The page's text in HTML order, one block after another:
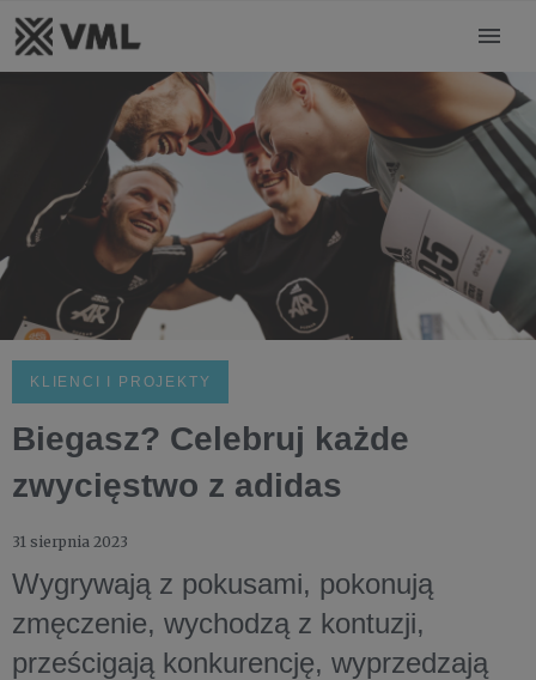
KLIENCI I PROJEKTY
Biegasz? Celebruj każde
zwycięstwo z adidas
31 sierpnia 2023
Wygrywają z pokusami, pokonują
zmęczenie, wychodzą z kontuzji,
prześcigają konkurencję, wyprzedzają